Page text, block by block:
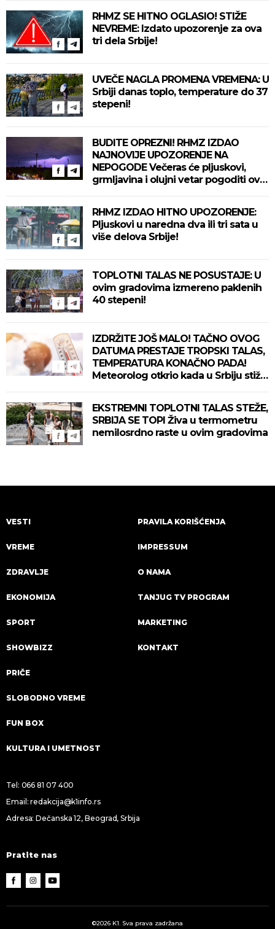
RHMZ SE HITNO OGLASIO! STIŽE
NEVREME: Izdato upozorenje za ova
tri dela Srbije!
UVEČE NAGLA PROMENA VREMENA: U
Srbiji danas toplo, temperature do 37
stepeni!
BUDITE OPREZNI! RHMZ IZDAO
NAJNOVIJE UPOZORENJE NA
NEPOGODE Večeras će pljuskovi,
grmljavina i olujni vetar pogoditi ove
RHMZ IZDAO HITNO UPOZORENJE:
Pljuskovi u naredna dva ili tri sata u
više delova Srbije!
TOPLOTNI TALAS NE POSUSTAJE: U
ovim gradovima izmereno paklenih
40 stepeni!
IZDRŽITE JOŠ MALO! TAČNO OVOG
DATUMA PRESTAJE TROPSKI TALAS,
TEMPERATURA KONAČNO PADA!
Meteorolog otkrio kada u Srbiju stiže
EKSTREMNI TOPLOTNI TALAS STEŽE,
SRBIJA SE TOPI Živa u termometru
nemilosrdno raste u ovim gradovima
VESTI
VREME
ZDRAVLJE
EKONOMIJA
SPORT
SHOWBIZZ
PRIČE
SLOBODNO VREME
FUN BOX
KULTURA I UMETNOST
PRAVILA KORIŠĆENJA
IMPRESSUM
O NAMA
TANJUG TV PROGRAM
MARKETING
KONTAKT
Tel: 066 81 07 400
Email:redakcija@k1info.rs
Adresa: Dečanska 12, Beograd, Srbija
Pratite nas
©2026 K1. Sva prava zadržana